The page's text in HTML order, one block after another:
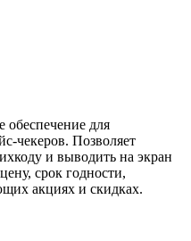
для
чекеров. Позволяет
и выводить на экран
срок годности,
акциях и скидках.